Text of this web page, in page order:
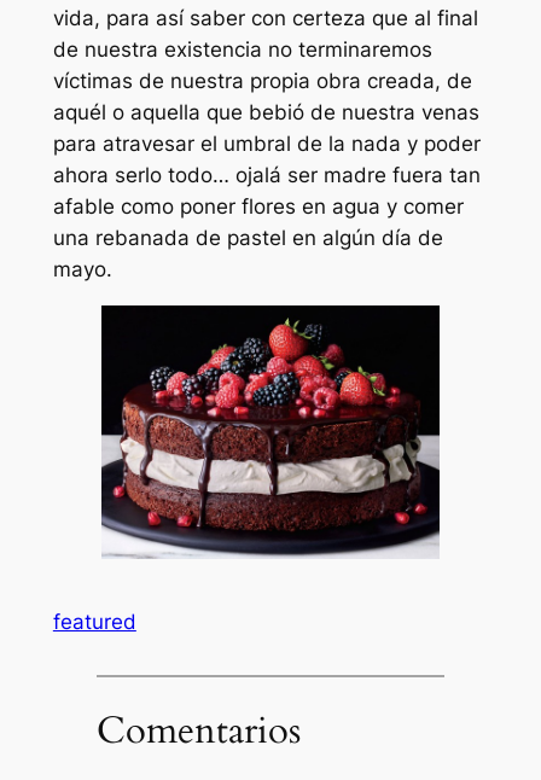
vida, para así saber con certeza que al final
de nuestra existencia no terminaremos
víctimas de nuestra propia obra creada, de
aquél o aquella que bebió de nuestra venas
para atravesar el umbral de la nada y poder
ahora serlo todo… ojalá ser madre fuera tan
afable como poner flores en agua y comer
una rebanada de pastel en algún día de
mayo.
featured
Comentarios